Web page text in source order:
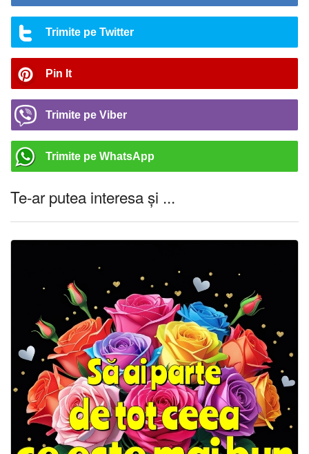
Trimite pe Twitter
Pin It
Trimite pe Viber
Trimite pe WhatsApp
Te-ar putea interesa și ...